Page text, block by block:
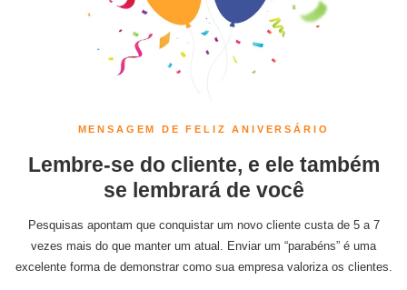
MENSAGEM DE FELIZ ANIVERSÁRIO
Lembre-se do cliente, e ele também
se lembrará de você
Pesquisas apontam que conquistar um novo cliente custa de 5 a 7
vezes mais do que manter um atual. Enviar um “parabéns” é uma
excelente forma de demonstrar como sua empresa valoriza os clientes.